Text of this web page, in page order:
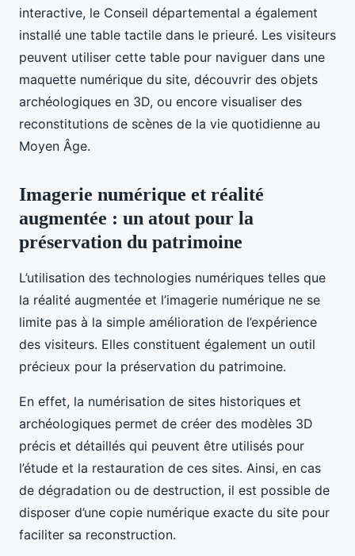
interactive, le Conseil départemental a également
installé une table tactile dans le prieuré. Les visiteurs
peuvent utiliser cette table pour naviguer dans une
maquette numérique du site, découvrir des objets
archéologiques en 3D, ou encore visualiser des
reconstitutions de scènes de la vie quotidienne au
Moyen Âge.
Imagerie numérique et réalité
augmentée : un atout pour la
préservation du patrimoine
L’utilisation des technologies numériques telles que
la réalité augmentée et l’imagerie numérique ne se
limite pas à la simple amélioration de l’expérience
des visiteurs. Elles constituent également un outil
précieux pour la préservation du patrimoine.
En effet, la numérisation de sites historiques et
archéologiques permet de créer des modèles 3D
précis et détaillés qui peuvent être utilisés pour
l’étude et la restauration de ces sites. Ainsi, en cas
de dégradation ou de destruction, il est possible de
disposer d’une copie numérique exacte du site pour
faciliter sa reconstruction.